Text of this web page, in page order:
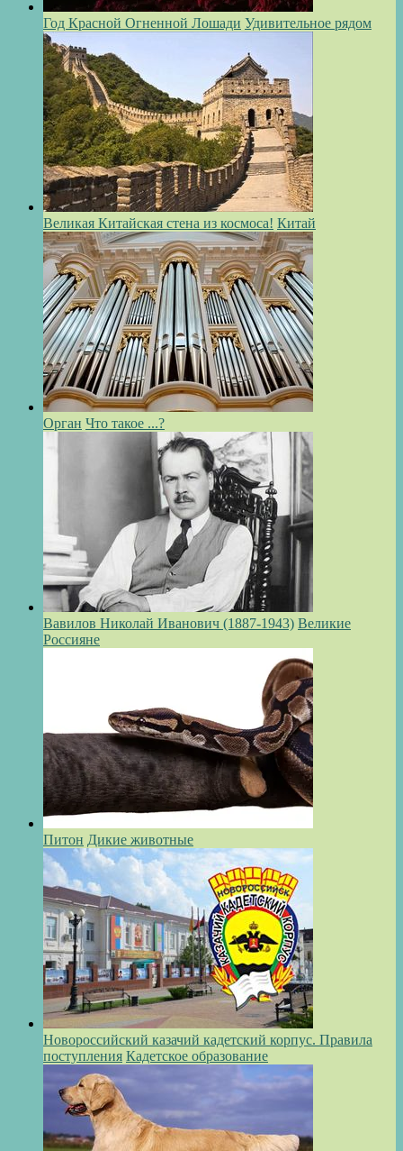
Год Красной Огненной Лошади Удивительное рядом
Великая Китайская стена из космоса! Китай
Орган Что такое ...?
Вавилов Николай Иванович (1887-1943) Великие
Россияне
Питон Дикие животные
Новороссийский казачий кадетский корпус. Правила
поступления Кадетское образование